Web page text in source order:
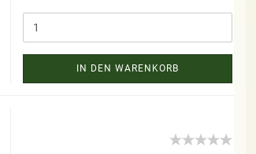
IN DEN WARENKORB